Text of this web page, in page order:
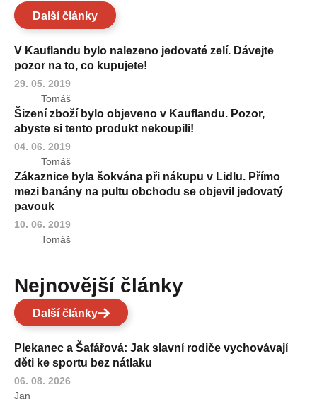
Další články
V Kauflandu bylo nalezeno jedovaté zelí. Dávejte
pozor na to, co kupujete!
29. 05. 2019
Tomáš
Šizení zboží bylo objeveno v Kauflandu. Pozor,
abyste si tento produkt nekoupili!
04. 06. 2019
Tomáš
Zákaznice byla šokvána při nákupu v Lidlu. Přímo
mezi banány na pultu obchodu se objevil jedovatý
pavouk
10. 06. 2019
Tomáš
Nejnovější články
Další články
Plekanec a Šafářová: Jak slavní rodiče vychovávají
děti ke sportu bez nátlaku
06. 08. 2026
Jan